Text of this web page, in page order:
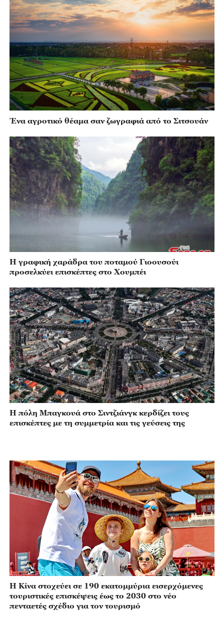
Ένα αγροτικό θέαμα σαν ζωγραφιά από το Σιτσουάν
Η γραφική χαράδρα του ποταμού Γιοουσούι
προσελκύει επισκέπτες στο Χουμπέι
Η πόλη Μπαγκουά στο Σιντζιάνγκ κερδίζει τους
επισκέπτες με τη συμμετρία και τις γεύσεις της
Η Κίνα στοχεύει σε 190 εκατομμύρια εισερχόμενες
τουριστικές επισκέψεις έως το 2030 στο νέο
πενταετές σχέδιο για τον τουρισμό